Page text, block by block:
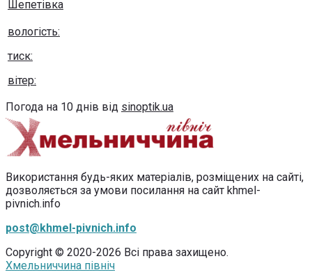
Шепетівка
вологість:
тиск:
вітер:
Погода на 10 днів від sinoptik.ua
Використання будь-яких матеріалів, розміщених на сайті,
дозволяється за умови посилання на сайт khmel-
pivnich.info
post@khmel-pivnich.info
Copyright © 2020-2026 Всі права захищено.
Хмельниччина північ